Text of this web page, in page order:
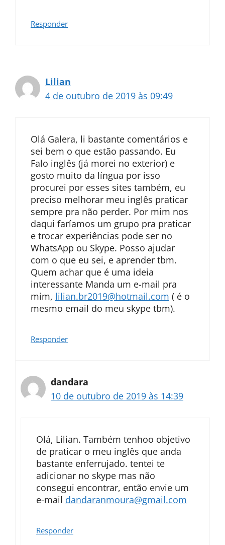
Responder
Lilian
4 de outubro de 2019 às 09:49
Olá Galera, li bastante comentários e
sei bem o que estão passando. Eu
Falo inglês (já morei no exterior) e
gosto muito da língua por isso
procurei por esses sites também, eu
preciso melhorar meu inglês praticar
sempre pra não perder. Por mim nos
daqui faríamos um grupo pra praticar
e trocar experiências pode ser no
WhatsApp ou Skype. Posso ajudar
com o que eu sei, e aprender tbm.
Quem achar que é uma ideia
interessante Manda um e-mail pra
mim, lilian.br2019@hotmail.com ( é o
mesmo email do meu skype tbm).
Responder
dandara
10 de outubro de 2019 às 14:39
Olá, Lilian. Também tenhoo objetivo
de praticar o meu inglês que anda
bastante enferrujado. tentei te
adicionar no skype mas não
consegui encontrar, então envie um
e-mail dandaranmoura@gmail.com
Responder